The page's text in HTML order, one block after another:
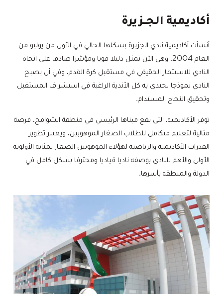
أكاديمية الجــزيرة
أنشأت أكاديمية نادي الجزيرة بشكلها الحالي في الأول من يوليو من
العام 2004، وهي الآن تمثل دليلا قويا ومؤشرا صادقا على اتجاه
النادي للاستثمار الحقيقي في مستقبل كرة القدم، وفي أن يصبح
النادي نموذجا تحتذي به كل الأندية الراغبة في استشراف المستقبل
وتحقيق النجاح المستدام.
توفر الأكاديمية، التي يقع مبناها الرئيسي في منطقة الشوامخ، فرصة
مثالية لتعليم متكامل للطلاب الصغار الموهوبين، ويعتبر تطوير
القدرات الأكاديمية والرياضية لهؤلاء الموهوبين الصغار بمثابة الأولوية
الأولى والأهم للنادي بوصفه ناديا قياديا ومحترفا بشكل كامل في
الدولة والمنطقة بأسرها.